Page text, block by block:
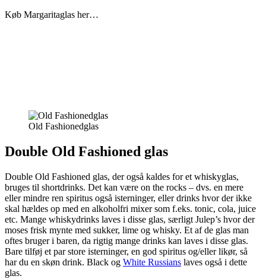
Køb Margaritaglas her…
Old Fashionedglas
Double Old Fashioned glas
Double Old Fashioned glas, der også kaldes for et whiskyglas,
bruges til shortdrinks. Det kan være on the rocks – dvs. en mere
eller mindre ren spiritus også isterninger, eller drinks hvor der ikke
skal hældes op med en alkoholfri mixer som f.eks. tonic, cola, juice
etc. Mange whiskydrinks laves i disse glas, særligt Julep’s hvor der
moses frisk mynte med sukker, lime og whisky. Et af de glas man
oftes bruger i baren, da rigtig mange drinks kan laves i disse glas.
Bare tilføj et par store isterninger, en god spiritus og/eller likør, så
har du en skøn drink. Black og White Russians laves også i dette
glas.